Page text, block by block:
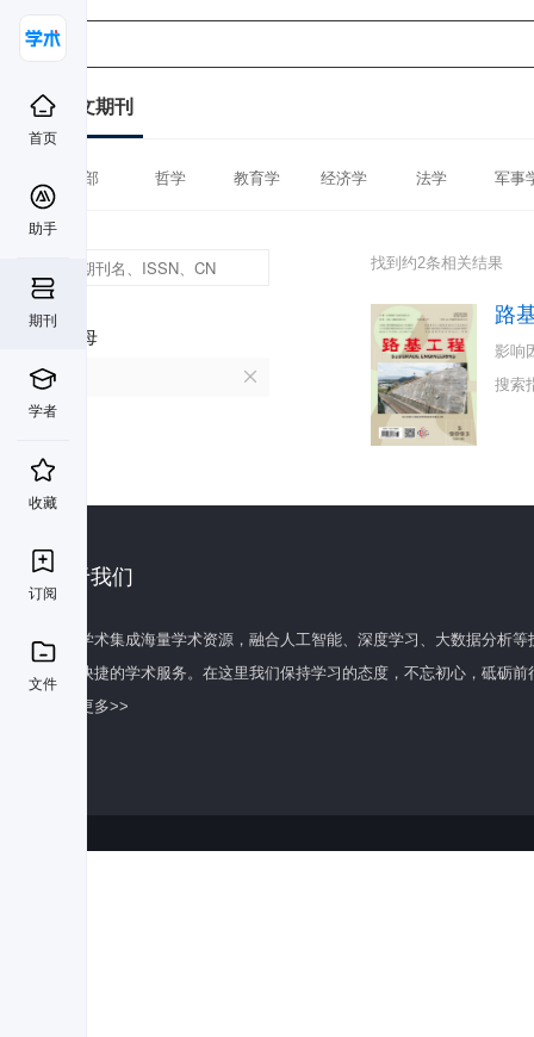
首页
助手
期刊
学者
收藏
订阅
文件
中文期刊
全部 哲学 教育学 经济学 法学 军事
首字母
L
找到约2条相关结果
路
影响
搜索
关于我们
百度学术集成海量学术资源，融合人工智能、深度学习、大数据分析
全面快捷的学术服务。在这里我们保持学习的态度，不忘初心，砥砺前
了解更多>>